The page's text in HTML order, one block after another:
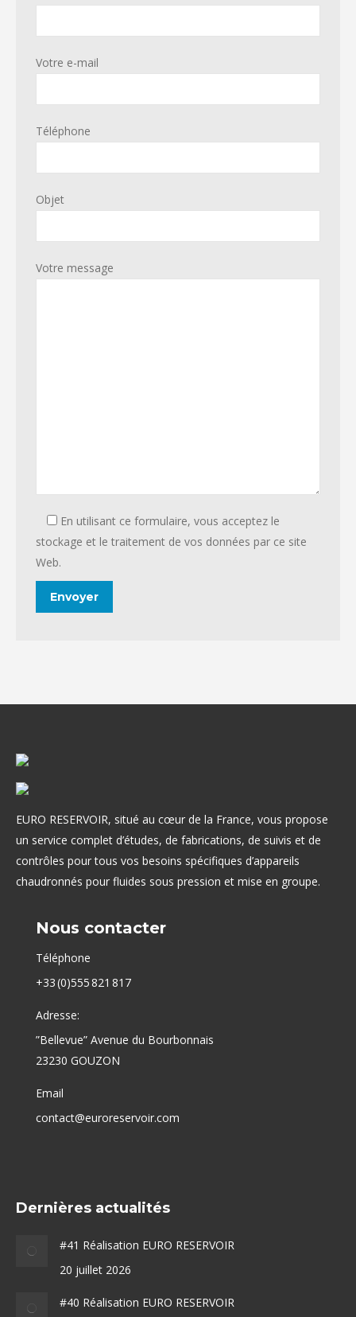
Votre e-mail
Téléphone
Objet
Votre message
En utilisant ce formulaire, vous acceptez le
stockage et le traitement de vos données par ce site
Web.
EURO RESERVOIR, situé au cœur de la France, vous propose
un service complet d’études, de fabrications, de suivis et de
contrôles pour tous vos besoins spécifiques d’appareils
chaudronnés pour fluides sous pression et mise en groupe.
Nous contacter
Téléphone
+33 (0)555 821 817
Adresse:
”Bellevue” Avenue du Bourbonnais
23230 GOUZON
Email
contact@euroreservoir.com
Dernières actualités
#41 Réalisation EURO RESERVOIR
20 juillet 2026
#40 Réalisation EURO RESERVOIR